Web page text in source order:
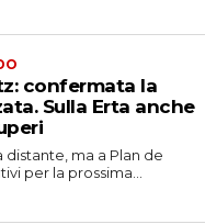
confermata la
Sulla Erta anche
distante, ma a Plan de
per la prossima...